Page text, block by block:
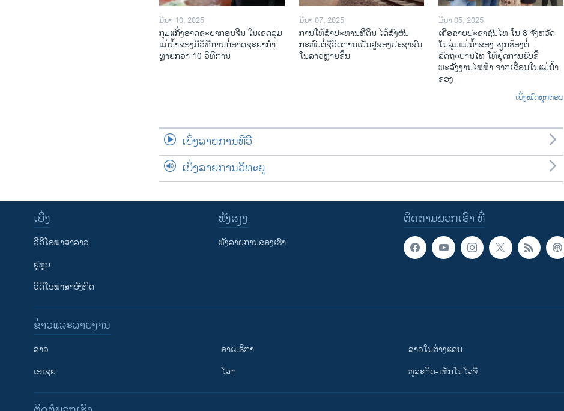
ມີນາ 10, 2025
ກຸ່ມແກັ່ງອາດຊະຍາກອນຈີນ ໃນເຂດລຸ່ມ
ແມ່ນໍ້າຂອງມີວິທີການກໍ່ອາດຊະຍາກຳ
ຫຼາຍກວ່າ 10 ວິທີການ
ມີນາ 07, 2025
ການໃຫ້ສໍາປະທານທີ່ດິນ ໄດ້ສົ່ງຜົນ
ກະທົບຕໍ່ຊີວິດການເປັນຢູ່ຂອງປະຊາຊົນ
ໃນລາວຫຼາຍຂຶ້ນ
ມີນາ 05, 2025
ເຄືອ​ຂ່າຍ​ປະຊາຊົນໄທ​ ໃນ 8 ຈັງຫວັດ
ໃນ​ລຸ່ມ​ແມ່​ນ້ຳ​ຂອງ ຮຽກຮ້ອງຕໍ່
ລັດຖະບານໄທ ໃຫ້ຢຸດການຮັບຊື້
ພະລັງງານໄຟຟ້າ ຈາກເຂື່ອນໃນແມ່ນ້ຳ
ຂອງ
ເບິ່ງໝົດທຸກຕອນ
ເບິ່ງລາຍການທີວີ
ເບິ່ງລາຍການວິທະຍຸ
ຕິດຕາມພວກເຮົາ ທີ່
ເບິ່ງ
ວີດີໂອພາສາລາວ
ຢູທູບ
ວີດີໂອພາສາອັງກິດ
ຟັງສຽງ
ຟັງລາຍການຂອງເຮົາ
ຂ່າວແລະລາຍງານ
ລາວ
ເອເຊຍ
ອາເມຣິກາ
ໂລກ
ລາວໃນຕ່າງແດນ
ທຸລະກິດ-ເທັກໂນໂລຈີ